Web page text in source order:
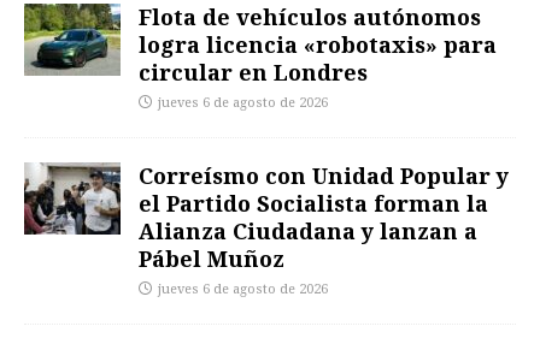
Flota de vehículos autónomos
logra licencia «robotaxis» para
circular en Londres
jueves 6 de agosto de 2026
Correísmo con Unidad Popular y
el Partido Socialista forman la
Alianza Ciudadana y lanzan a
Pábel Muñoz
jueves 6 de agosto de 2026